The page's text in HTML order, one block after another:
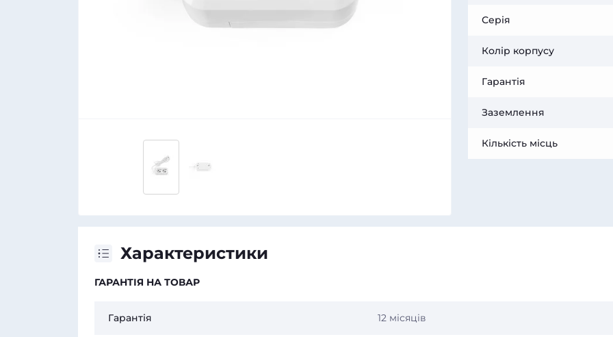
Серія
Колір корпусу
Гарантія
Заземлення
Кількість місць
Характеристики
ГАРАНТІЯ НА ТОВАР
Гарантія 12 місяців